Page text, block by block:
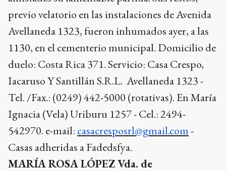
previo velatorio en las instalaciones de Avenida
Avellaneda 1323, fueron inhumados ayer, a las
1130, en el cementerio municipal. Domicilio de
duelo: Costa Rica 371. Servicio: Casa Crespo,
Iacaruso Y Santillán S.R.L. Avellaneda 1323 -
Tel. /Fax.: (0249) 442-5000 (rotativas). En María
Ignacia (Vela) Uriburu 1257 - Cel.: 2494-
542970. e-mail: casacresposrl@gmail.com-
Casas adheridas a Fadedsfya.
MARÍA ROSA LÓPEZ Vda. de